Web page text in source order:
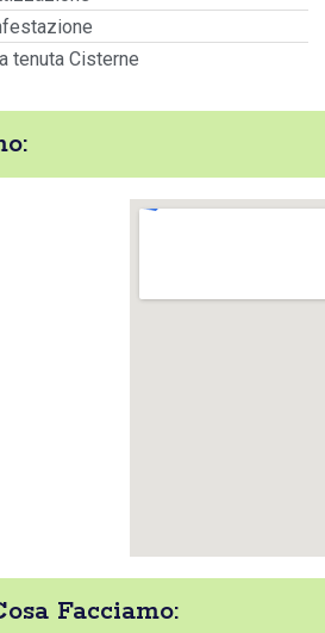
tenuta Cisterne
Facciamo: